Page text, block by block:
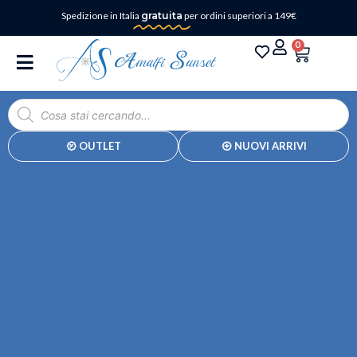
Spedizione in Italia gratuita per ordini superiori a 149€
0
OUTLET NUOVI ARRIVI